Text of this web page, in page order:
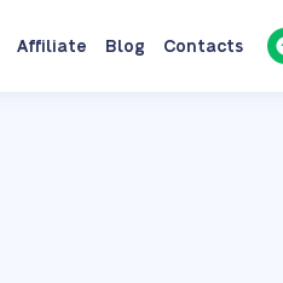
Affiliate Blog Contacts